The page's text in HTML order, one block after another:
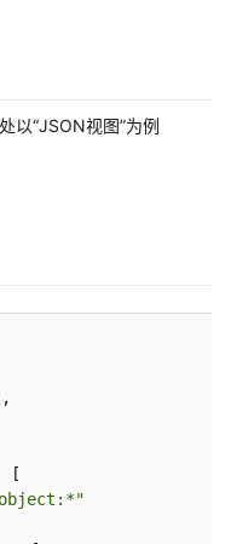
以“JSON视图”为例
,
[